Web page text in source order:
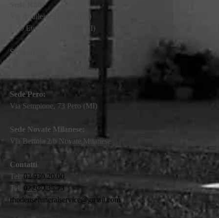
Sede Rho:
Via Aquileia, 31 Rho (MI)
C.so Europa, 221 Rho (MI)
Sede Arese:
Via Mattei, 32 Arese (MI)
Sede Pero:
Via Sempione, 73 Pero (MI)
Sede Novate Milanese:
Via Bertola 2/b Novate Milanese
Contatti
Tel: 02.930.20.00
Tel. 02.930.35.73
rhodensefuneralservice@gmail.com